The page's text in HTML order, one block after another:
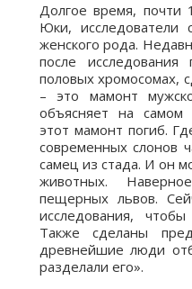
Долгое время, почти
Юки, исследователи
женского рода.
после
половых хромосомах,
– это мамонт
объясняет на
этот мамонт погиб.
современных слонов
самец из стада. И он
животных.
пещерных львов.
исследования,
Также сделаны
древнейшие люди
разделали его».